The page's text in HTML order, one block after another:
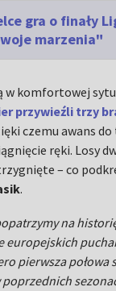
gra o finały
marzenia"
w komfortowej
przywieźli trzy
czemu awans
ręki. Losy
– co
.
na
europejskich
pierwsza połowa